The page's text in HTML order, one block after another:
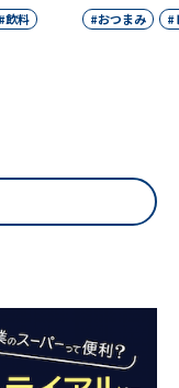
飲料 おつまみ